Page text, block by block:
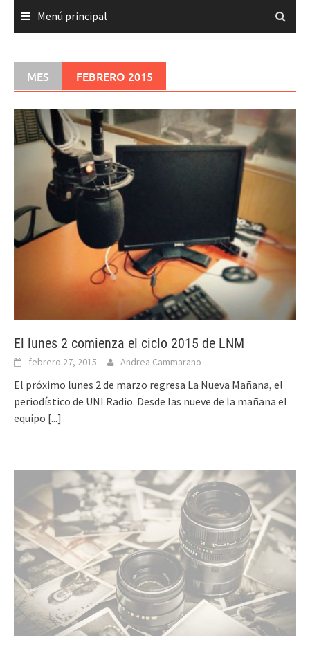
Menú principal
MES FEBRERO 2015
El lunes 2 comienza el ciclo 2015 de LNM
febrero 27, 2015 Andrea Cammarano
El próximo lunes 2 de marzo regresa La Nueva Mañana, el
periodístico de UNI Radio. Desde las nueve de la mañana el
equipo [...]